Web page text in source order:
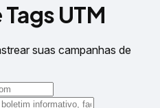
UTM
suas campanhas de